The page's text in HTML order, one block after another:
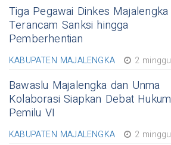
Tiga Pegawai Dinkes Majalengka
Terancam Sanksi hingga
Pemberhentian
KABUPATEN MAJALENGKA 2 minggu
Bawaslu Majalengka dan Unma
Kolaborasi Siapkan Debat Hukum
Pemilu VI
KABUPATEN MAJALENGKA 2 minggu